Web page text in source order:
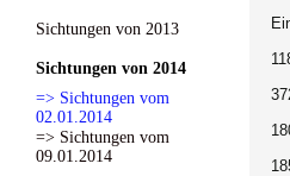
Sichtungen von 2013
Sichtungen von 2014
=> Sichtungen vom
02.01.2014
=> Sichtungen vom
09.01.2014